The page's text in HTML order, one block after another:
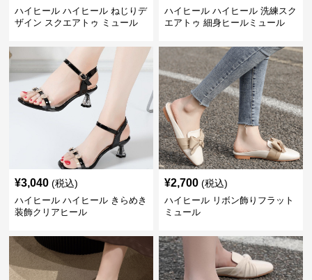
ハイヒール ハイヒール ねじりデ
ザイン スクエアトゥ ミュール
ハイヒール ハイヒール 洗練スク
エアトゥ 細身ヒールミュール
¥3,040 (税込)
ハイヒール ハイヒール きらめき
装飾クリアヒール
¥2,700 (税込)
ハイヒール リボン飾りフラット
ミュール